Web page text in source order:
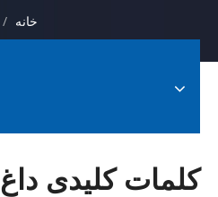
خانه /
کلمات کلیدی داغ